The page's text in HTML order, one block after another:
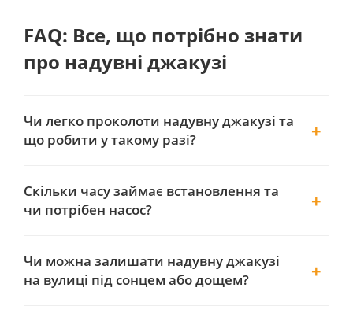
FAQ: Все, що потрібно знати
про надувні джакузі
Чи легко проколоти надувну джакузі та
що робити у такому разі?
Скільки часу займає встановлення та
чи потрібен насос?
Чи можна залишати надувну джакузі
на вулиці під сонцем або дощем?